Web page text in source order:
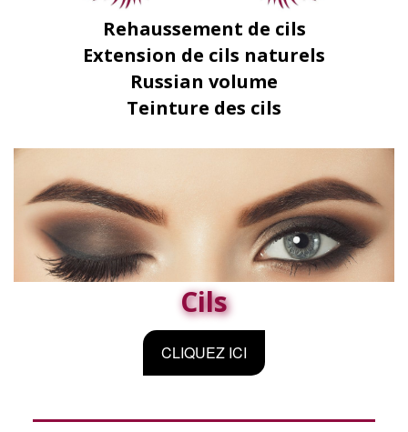
Rehaussement de cils
Extension de cils naturels
Russian volume
Teinture des cils
Cils
CLIQUEZ ICI